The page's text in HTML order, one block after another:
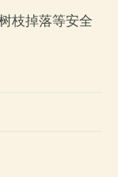
枝掉落等安全